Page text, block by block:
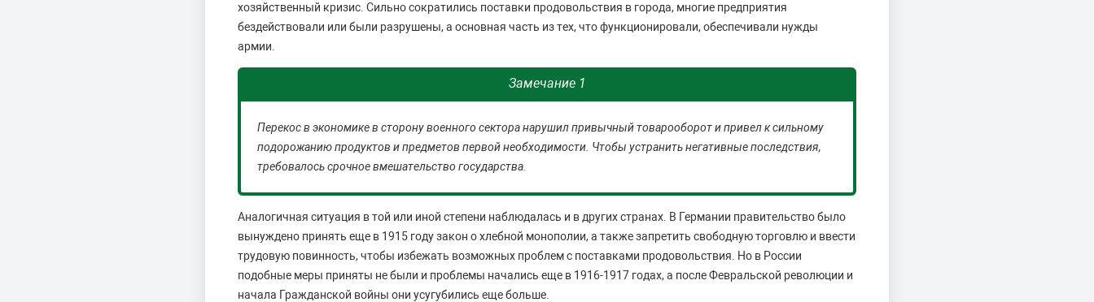
хозяйственный кризис. Сильно сократились поставки продовольствия в города, многие предприятия
бездействовали или были разрушены, а основная часть из тех, что функционировали, обеспечивали нужды
армии.
Замечание 1
Перекос в экономике в сторону военного сектора нарушил привычный товарооборот и привел к сильному
подорожанию продуктов и предметов первой необходимости. Чтобы устранить негативные последствия,
требовалось срочное вмешательство государства.
Аналогичная ситуация в той или иной степени наблюдалась и в других странах. В Германии правительство было
вынуждено принять еще в 1915 году закон о хлебной монополии, а также запретить свободную торговлю и ввести
трудовую повинность, чтобы избежать возможных проблем с поставками продовольствия. Но в России
подобные меры приняты не были и проблемы начались еще в 1916-1917 годах, а после Февральской революции и
начала Гражданской войны они усугубились еще больше.